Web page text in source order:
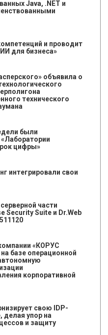
Java, .NET и
и проводит
для бизнеса»
объявила о
технического
были
цифры»
интегрировали свои
части
Security Suite и Dr.Web
«КОРУС
базе операционной
корпоративной
свою IDP-
делая упор на
и защиту